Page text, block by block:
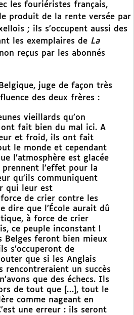
les fouriéristes français,
produit de la rente versée par
; ils s’occupent aussi des
les exemplaires de La
non reçus par les abonnés
juge de façon très
des deux frères :
vieillards qu’on
ont fait bien du mal ici. A
et froid, ils ont fait
le monde et cependant
l’atmosphère est glacée
prennent l’effet pour la
qu’ils communiquent
qui leur est
de crier contre les
dire que l’École aurait dû
à force de crier
ce peuple inconstant !
Belges feront bien mieux
s’occuperont de
que si les Anglais
rencontreraient un succès
que des échecs. Ils
de tout que […], tout le
comme nageant en
une erreur : ils seront